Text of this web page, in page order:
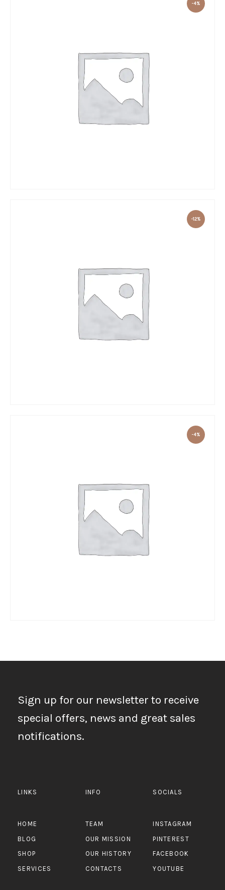
-4%
YELLOW GOLD ENGAGEMENT RING IN WHITE DIAMOND
450 zł zł
-12%
FOGG ANALOG WOMEN’S WATCH
130 00zł
-4%
WHITE GOLD RING IN WHITE DIAMOND
450 zł zł
Sign up for our newsletter to receive
special offers, news and great sales
notifications.
LINKS
HOME
BLOG
SHOP
SERVICES
INFO
TEAM
OUR MISSION
OUR HISTORY
CONTACTS
SOCIALS
INSTAGRAM
PINTEREST
FACEBOOK
YOUTUBE